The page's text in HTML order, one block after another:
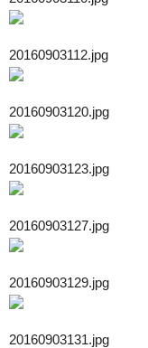
20160903112.jpg
20160903120.jpg
20160903123.jpg
20160903127.jpg
20160903129.jpg
20160903131.jpg